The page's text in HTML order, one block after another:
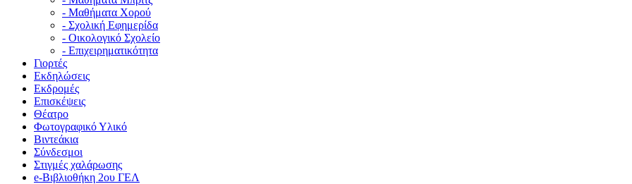
- Μαθήματα Χορού
- Σχολική Εφημερίδα
- Οικολογικό Σχολείο
- Επιχειρηματικότητα
Γιορτές
Εκδηλώσεις
Εκδρομές
Επισκέψεις
Θέατρο
Φωτογραφικό Υλικό
Βιντεάκια
Σύνδεσμοι
Στιγμές χαλάρωσης
e-Βιβλιοθήκη 2ου ΓΕΛ